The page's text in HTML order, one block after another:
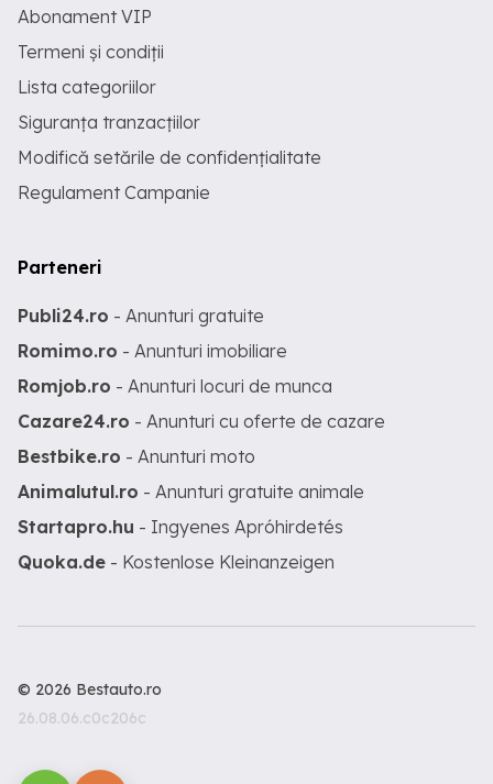
Abonament VIP
Termeni și condiții
Lista categoriilor
Siguranța tranzacțiilor
Modifică setările de confidențialitate
Regulament Campanie
Parteneri
Publi24.ro - Anunturi gratuite
Romimo.ro - Anunturi imobiliare
Romjob.ro - Anunturi locuri de munca
Cazare24.ro - Anunturi cu oferte de cazare
Bestbike.ro - Anunturi moto
Animalutul.ro - Anunturi gratuite animale
Startapro.hu - Ingyenes Apróhirdetés
Quoka.de - Kostenlose Kleinanzeigen
© 2026 Bestauto.ro
26.08.06.c0c206c